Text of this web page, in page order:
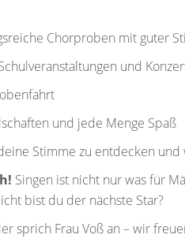
Chorproben mit guter
und
und jede Menge Spaß
Stimme zu entdecken und
Singen ist nicht nur was für
bist du der nächste Star?
sprich Frau Voß an – wir